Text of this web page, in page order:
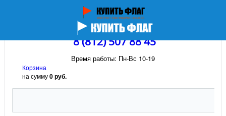
8 (812) 507 88 45
Время работы: Пн-Вс 10-19
Корзина
на сумму0 руб.